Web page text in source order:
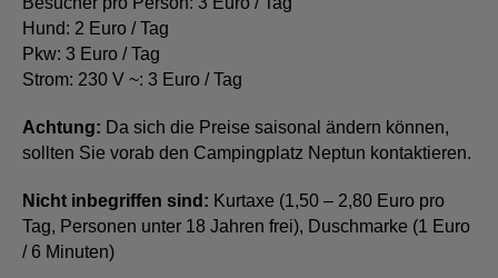
Hund: 2 Euro / Tag
Pkw: 3 Euro / Tag
Strom: 230 V ~: 3 Euro / Tag
Achtung: Da sich die Preise saisonal ändern können,
sollten Sie vorab den Campingplatz Neptun kontaktieren.
Nicht inbegriffen sind: Kurtaxe (1,50 – 2,80 Euro pro
Tag, Personen unter 18 Jahren frei), Duschmarke (1 Euro
/ 6 Minuten)